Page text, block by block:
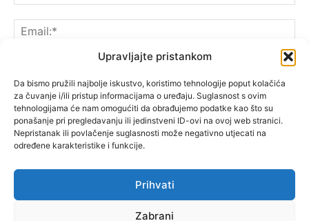
Upravljajte pristankom
Da bismo pružili najbolje iskustvo, koristimo tehnologije poput kolačića
za čuvanje i/ili pristup informacijama o uređaju. Suglasnost s ovim
tehnologijama će nam omogućiti da obrađujemo podatke kao što su
ponašanje pri pregledavanju ili jedinstveni ID-ovi na ovoj web stranici.
Nepristanak ili povlačenje suglasnosti može negativno utjecati na
određene karakteristike i funkcije.
Prihvati
Zabrani
Spremite moje ime, e-poštu i web-lokaciju u ovom
pregledniku sljedeći put kada komentarirate.